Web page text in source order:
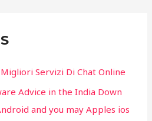
Servizi Di Chat Online
Advice in the India Down
and you may Apples ios